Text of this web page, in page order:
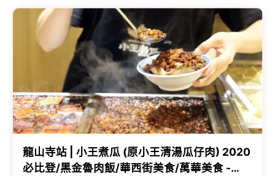
龍山寺站 | 小王煮瓜 (原小王清湯瓜仔肉) 2020
必比登/黑金魯肉飯/華西街美食/萬華美食 -